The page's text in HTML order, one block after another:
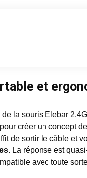
et
de la souris Elebar
pour créer un concept
de sortir le câble et
. La réponse est
avec toute